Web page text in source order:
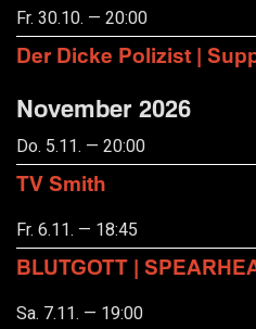
Fr. 30.10. — 20:00
Der Dicke Polizist |
November 2026
Do. 5.11. — 20:00
TV Smith
Fr. 6.11. — 18:45
BLUTGOTT |
Sa. 7.11. — 19:00